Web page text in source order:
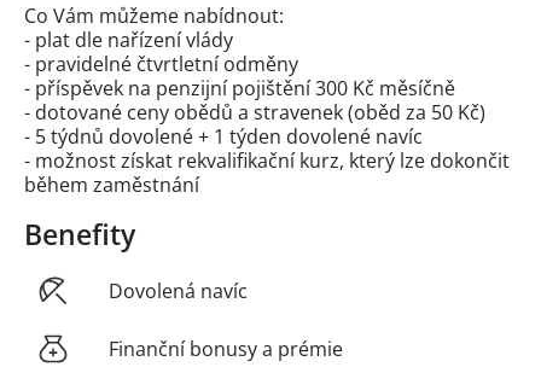
Co Vám můžeme nabídnout:
- plat dle nařízení vlády
- pravidelné čtvrtletní odměny
- příspěvek na penzijní pojištění 300 Kč měsíčně
- dotované ceny obědů a stravenek (oběd za 50 Kč)
- 5 týdnů dovolené + 1 týden dovolené navíc
- možnost získat rekvalifikační kurz, který lze dokončit
během zaměstnání
Benefity
Dovolená navíc
Finanční bonusy a prémie